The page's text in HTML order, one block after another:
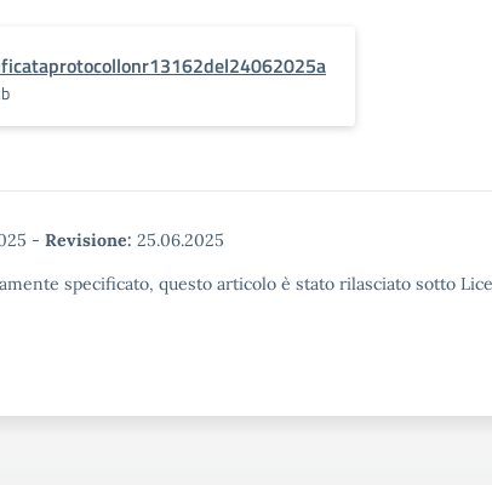
- Revisione: 25.06.2025
specificato, questo articolo è stato rilasciato sotto